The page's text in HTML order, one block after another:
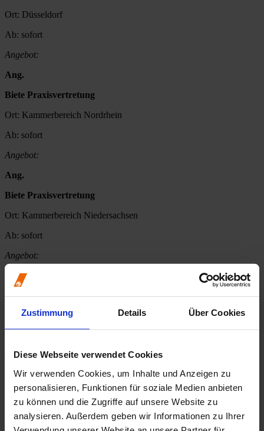
Zustimmung Details Über Cookies
Diese Webseite verwendet Cookies
Wir verwenden Cookies, um Inhalte und Anzeigen zu
personalisieren, Funktionen für soziale Medien anbieten
zu können und die Zugriffe auf unsere Website zu
analysieren. Außerdem geben wir Informationen zu Ihrer
Ort: Düsseldorf
Ab: sofort
Angebot:
Ang.
Biete Praxisvertretung
Ort: Kammerbereich Nordrhein
Ab: sofort
Angebot:
Ang.
Biete Praxisvertretung
Ort: Kammerbereich Niedersachsen
Ab: sofort
Angebot:
Ang.
Biete Praxisvertretung
Ort:Hannover
Angebot:
Ang.
Biete Praxisvertretung
Ort:Kammerbereich Nordrhein